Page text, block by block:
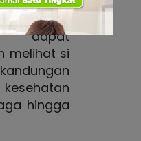
Land
dapat
melihat si
hingga